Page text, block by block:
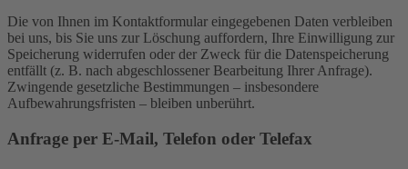
Die von Ihnen im Kontaktformular eingegebenen Daten verbleiben
bei uns, bis Sie uns zur Löschung auffordern, Ihre Einwilligung zur
Speicherung widerrufen oder der Zweck für die Datenspeicherung
entfällt (z. B. nach abgeschlossener Bearbeitung Ihrer Anfrage).
Zwingende gesetzliche Bestimmungen – insbesondere
Aufbewahrungsfristen – bleiben unberührt.
Anfrage per E-Mail, Telefon oder Telefax